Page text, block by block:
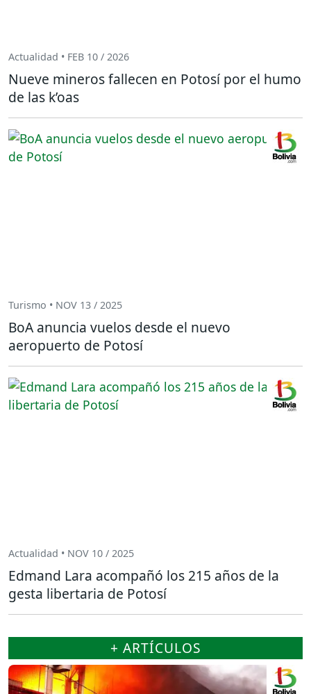
Actualidad • FEB 10 / 2026
Nueve mineros fallecen en Potosí por el humo
de las k’oas
Turismo • NOV 13 / 2025
BoA anuncia vuelos desde el nuevo
aeropuerto de Potosí
Actualidad • NOV 10 / 2025
Edmand Lara acompañó los 215 años de la
gesta libertaria de Potosí
+ ARTÍCULOS